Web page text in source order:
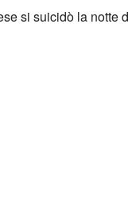
si suicidò la notte